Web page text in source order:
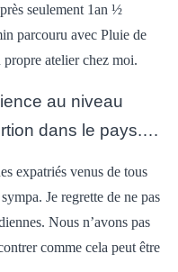
seulement 1an ½
parcouru avec Pluie de
propre atelier chez moi.
au niveau
dans le pays.…
expatriés venus de tous
Je regrette de ne pas
Nous n’avons pas
comme cela peut être